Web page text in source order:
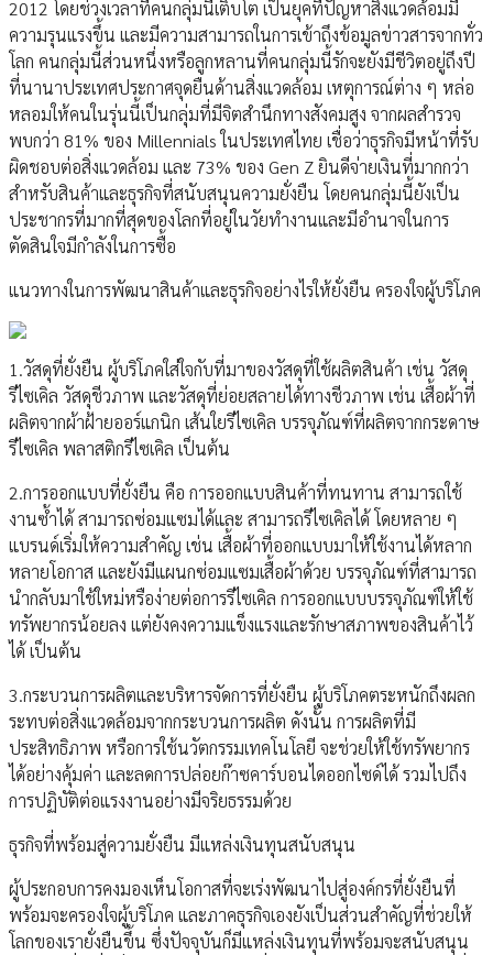
2012 โดยช่วงเวลาที่คนกลุ่มนี้เติบโต เป็นยุคที่ปัญหาสิ่งแวดล้อมมี
ความรุนแรงขึ้น และมีความสามารถในการเข้าถึงข้อมูลข่าวสารจากทั่ว
โลก คนกลุ่มนี้ส่วนหนึ่งหรือลูกหลานที่คนกลุ่มนี้รักจะยังมีชีวิตอยู่ถึงปี
ที่นานาประเทศประกาศจุดยืนด้านสิ่งแวดล้อม เหตุการณ์ต่าง ๆ หล่อ
หลอมให้คนในรุ่นนี้เป็นกลุ่มที่มีจิตสำนึกทางสังคมสูง จากผลสำรวจ
พบกว่า 81% ของ Millennials ในประเทศไทย เชื่อว่าธุรกิจมีหน้าที่รับ
ผิดชอบต่อสิ่งแวดล้อม และ 73% ของ Gen Z ยินดีจ่ายเงินที่มากกว่า
สำหรับสินค้าและธุรกิจที่สนับสนุนความยั่งยืน โดยคนกลุ่มนี้ยังเป็น
ประชากรที่มากที่สุดของโลกที่อยู่ในวัยทำงานและมีอำนาจในการ
ตัดสินใจมีกำลังในการซื้อ
แนวทางในการพัฒนาสินค้าและธุรกิจอย่างไรให้ยั่งยืน ครองใจผู้บริโภค
1.วัสดุที่ยั่งยืน ผู้บริโภคใส่ใจกับที่มาของวัสดุที่ใช้ผลิตสินค้า เช่น วัสดุ
รีไซเคิล วัสดุชีวภาพ และวัสดุที่ย่อยสลายได้ทางชีวภาพ เช่น เสื้อผ้าที่
ผลิตจากผ้าฝ้ายออร์แกนิก เส้นใยรีไซเคิล บรรจุภัณฑ์ที่ผลิตจากกระดาษ
รีไซเคิล พลาสติกรีไซเคิล เป็นต้น
2.การออกแบบที่ยั่งยืน คือ การออกแบบสินค้าที่ทนทาน สามารถใช้
งานซ้ำได้ สามารถซ่อมแซมได้และ สามารถรีไซเคิลได้ โดยหลาย ๆ
แบรนด์เริ่มให้ความสำคัญ เช่น เสื้อผ้าที่ออกแบบมาให้ใช้งานได้หลาก
หลายโอกาส และยังมีแผนกซ่อมแซมเสื้อผ้าด้วย บรรจุภัณฑ์ที่สามารถ
นำกลับมาใช้ใหม่หรือง่ายต่อการรีไซเคิล การออกแบบบรรจุภัณฑ์ให้ใช้
ทรัพยากรน้อยลง แต่ยังคงความแข็งแรงและรักษาสภาพของสินค้าไว้
ได้ เป็นต้น
3.กระบวนการผลิตและบริหารจัดการที่ยั่งยืน ผู้บริโภคตระหนักถึงผลก
ระทบต่อสิ่งแวดล้อมจากกระบวนการผลิต ดังนั้น การผลิตที่มี
ประสิทธิภาพ หรือการใช้นวัตกรรมเทคโนโลยี จะช่วยให้ใช้ทรัพยากร
ได้อย่างคุ้มค่า และลดการปล่อยก๊าซคาร์บอนไดออกไซด์ได้ รวมไปถึง
การปฏิบัติต่อแรงงานอย่างมีจริยธรรมด้วย
ธุรกิจที่พร้อมสู่ความยั่งยืน มีแหล่งเงินทุนสนับสนุน
ผู้ประกอบการคงมองเห็นโอกาสที่จะเร่งพัฒนาไปสู่องค์กรที่ยั่งยืนที่
พร้อมจะครองใจผู้บริโภค และภาคธุรกิจเองยังเป็นส่วนสำคัญที่ช่วยให้
โลกของเรายั่งยืนขึ้น ซึ่งปัจจุบันก็มีแหล่งเงินทุนที่พร้อมจะสนับสนุน